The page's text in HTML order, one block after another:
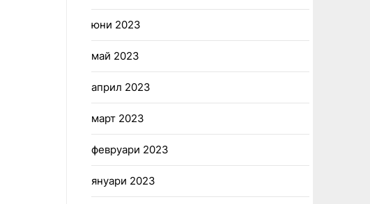
юни 2023
май 2023
април 2023
март 2023
февруари 2023
януари 2023